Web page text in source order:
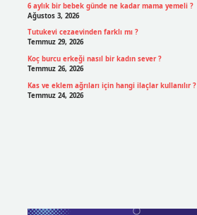
6 aylık bir bebek günde ne kadar mama yemeli ?
Ağustos 3, 2026
Tutukevi cezaevinden farklı mı ?
Temmuz 29, 2026
Koç burcu erkeği nasıl bir kadın sever ?
Temmuz 26, 2026
Kas ve eklem ağrıları için hangi ilaçlar kullanılır ?
Temmuz 24, 2026